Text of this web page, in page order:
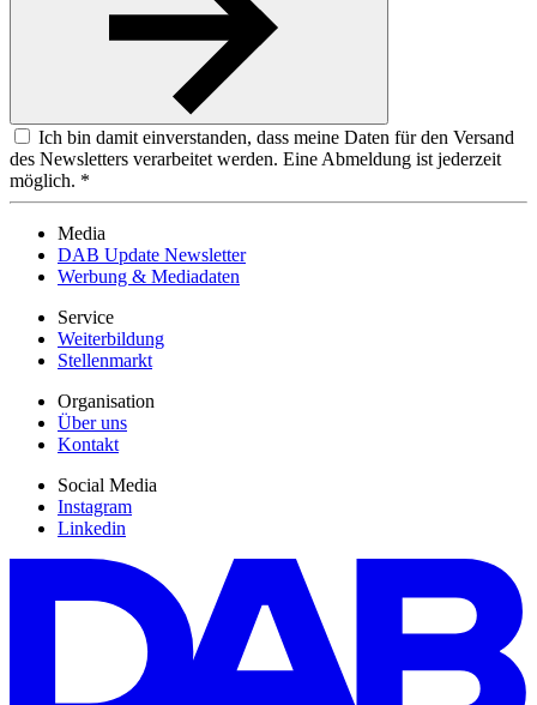
Ich bin damit einverstanden, dass meine Daten für den Versand
des Newsletters verarbeitet werden. Eine Abmeldung ist jederzeit
möglich. *
Media
DAB Update Newsletter
Werbung & Mediadaten
Service
Weiterbildung
Stellenmarkt
Organisation
Über uns
Kontakt
Social Media
Instagram
Linkedin